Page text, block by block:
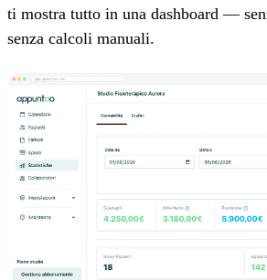
ti mostra tutto in una dashboard —
senza calcoli manuali.